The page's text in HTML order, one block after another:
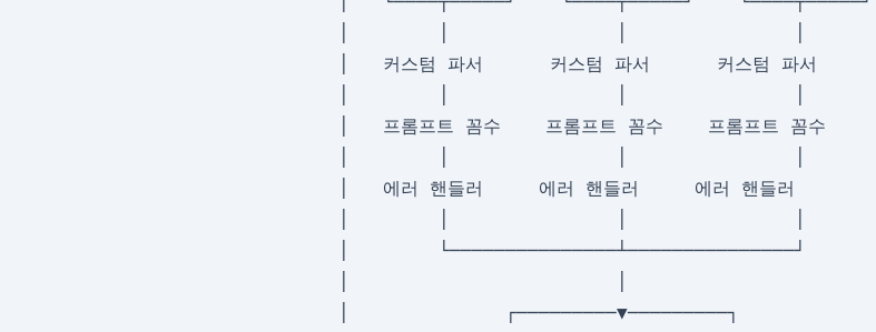
│   커스텀 파서      커스텀 파서      커스텀 파서
│   프롬프트 꼼수    프롬프트 꼼수    프롬프트 꼼
│   에러 핸들러     에러 핸들러     에러 핸들러
│
│              ┌─────────▼─────────┐